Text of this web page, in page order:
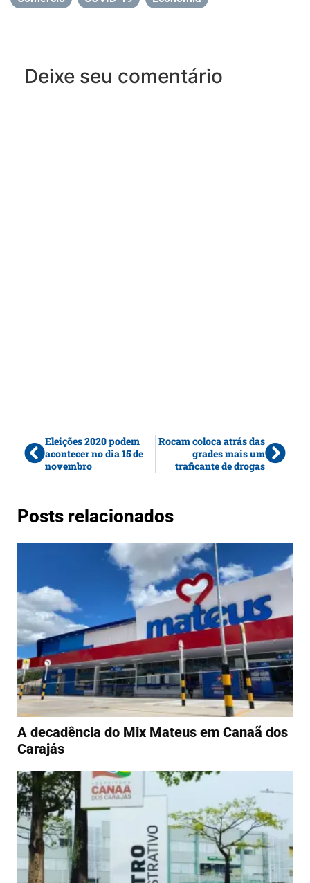
Deixe seu comentário
Eleições 2020 podem
acontecer no dia 15 de
novembro
Rocam coloca atrás das
grades mais um
traficante de drogas
Posts relacionados
A decadência do Mix Mateus em Canaã dos
Carajás